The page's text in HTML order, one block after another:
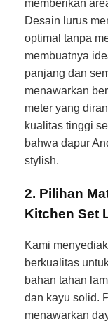
memberikan
Desain lurus
optimal tanpa
membuatnya
panjang dan
menawarkan
meter yang
kualitas tinggi
bahwa dapur
stylish.
2. Pilihan
Kitchen Set
Kami
berkualitas
bahan tahan
dan kayu solid.
menawarkan